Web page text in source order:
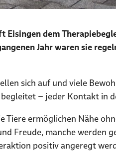
dem
Jahr waren sie
sich auf und viele
– jeder Kontakt in
ermöglichen Nähe
Freude, manche werden
positiv angeregt